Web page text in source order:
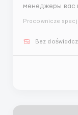
менеджеры вас
Менеджер
Pracownicze
Bez